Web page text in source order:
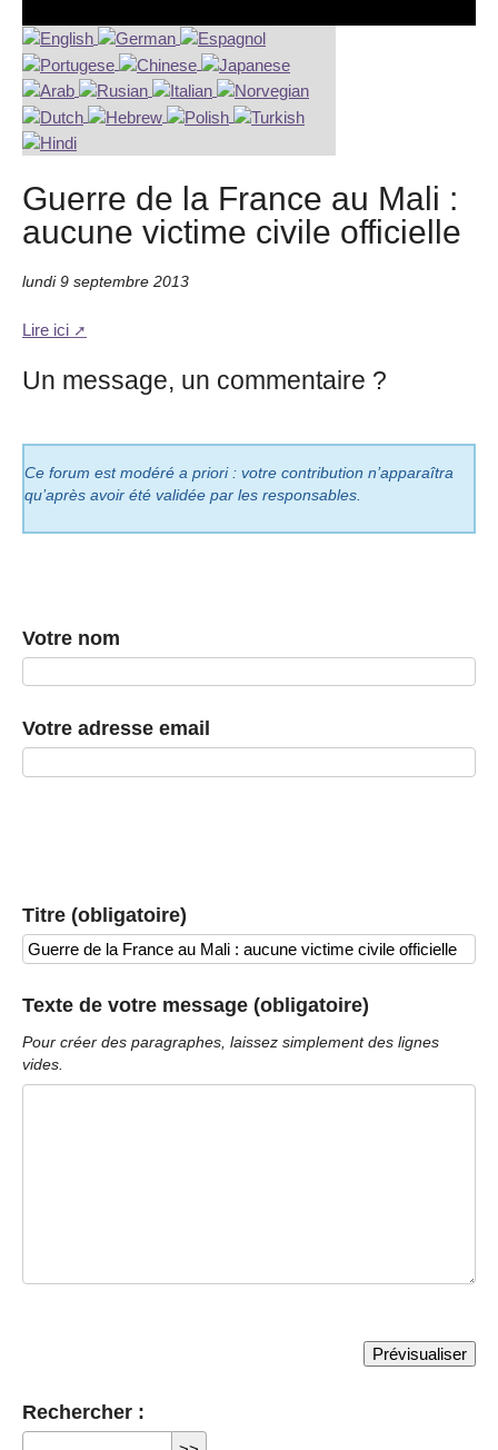
Guerre de la France au Mali :
aucune victime civile officielle
lundi 9 septembre 2013
Lire ici
Un message, un commentaire ?
Ce forum est modéré a priori : votre contribution n’apparaîtra
qu’après avoir été validée par les responsables.
Votre nom
Votre adresse email
Titre (obligatoire)
Texte de votre message (obligatoire)
Pour créer des paragraphes, laissez simplement des lignes
vides.
Rechercher :